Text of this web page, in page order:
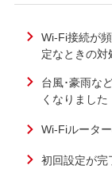
Wi-Fi接続が
定なときの対
台風･豪雨な
くなりました
Wi-Fiルータ
初回設定が完